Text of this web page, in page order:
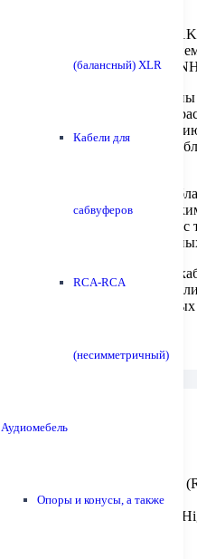
(балансный) XLR
Кабели для
сабвуферов
RCA-RCA
(несимметричный)
Аудиомебель
Опоры и конусы, а также
Radius HP-NHR11K
с
отделка Radius HP-
HP-NHR11K оснащены
кольцевого магнита,
динамика по
поле высокой плотности) и
наушников.
характеристики в
HP-NHR11K сделан
подобрать оптимальную
четыре пары вставок
NHR11K оснащены гибким
25 Ом данная модель
звучание
частота, Гц
динамические
Ом
черный (K), красный
динамический, 13 мм,
мощность, мВт